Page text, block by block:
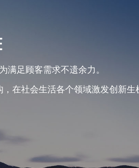
足顾客需求不遗余力。
在社会生活各个领域激发创新生